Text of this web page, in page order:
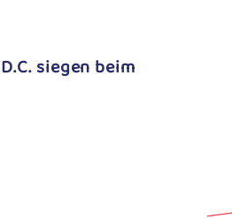
siegen beim